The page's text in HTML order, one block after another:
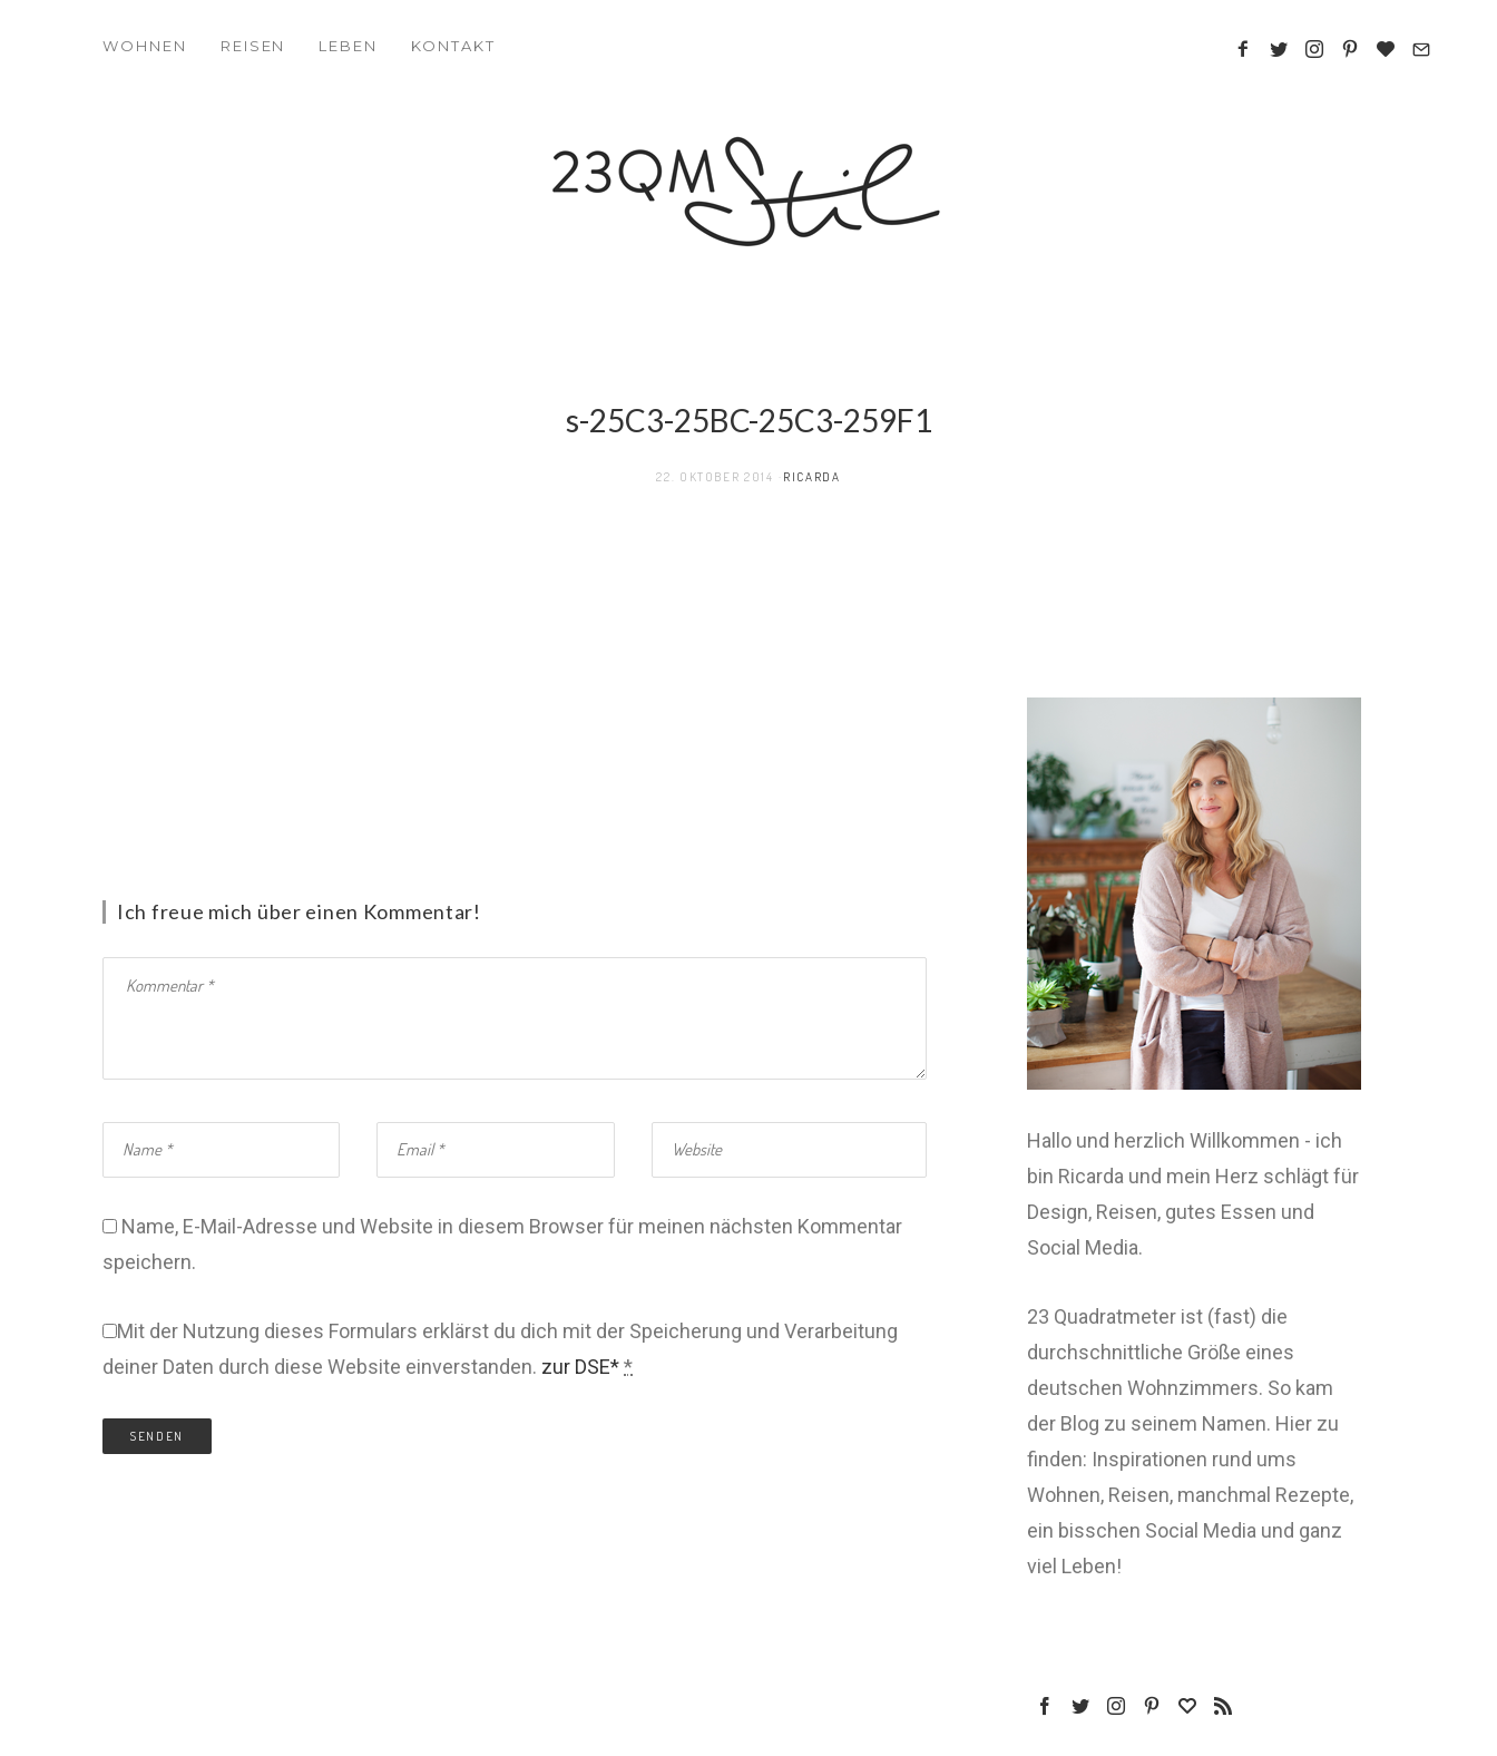
WOHNEN REISEN LEBEN KONTAKT
s-25C3-25BC-25C3-259F1
22. OKTOBER 2014 RICARDA
Ich freue mich über einen Kommentar!
Name, E-Mail-Adresse und Website in diesem Browser für meinen nächsten Kommentar
speichern.
Mit der Nutzung dieses Formulars erklärst du dich mit der Speicherung und Verarbeitung
deiner Daten durch diese Website einverstanden. zur DSE**
Hallo und herzlich Willkommen - ich
bin Ricarda und mein Herz schlägt für
Design, Reisen, gutes Essen und
Social Media.
23 Quadratmeter ist (fast) die
durchschnittliche Größe eines
deutschen Wohnzimmers. So kam
der Blog zu seinem Namen. Hier zu
finden: Inspirationen rund ums
Wohnen, Reisen, manchmal Rezepte,
ein bisschen Social Media und ganz
viel Leben!